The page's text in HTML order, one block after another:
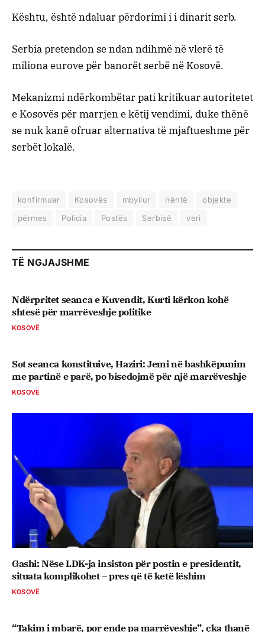
Kështu, është ndaluar përdorimi i i dinarit serb.
Serbia pretendon se ndan ndihmë në vlerë të
miliona eurove për banorët serbë në Kosovë.
Mekanizmi ndërkombëtar pati kritikuar autoritetet
e Kosovës për marrjen e këtij vendimi, duke thënë
se nuk kanë ofruar alternativa të mjaftueshme për
serbët lokalë.
konfirmuar Kosovës mbyllur nëntë
objekte
përmes
Policia Postës Serbisë veri
TË NGJAJSHME
Ndërpritet seanca e Kuvendit, Kurti kërkon kohë
shtesë për marrëveshje politike
KOSOVË
Sot seanca konstituive, ​Haziri: Jemi në bashkëpunim
me partinë e parë, po bisedojmë për një marrëveshje
KOSOVË
Gashi: Nëse LDK-ja insiston për postin e presidentit,
situata komplikohet – pres që të ketë lëshim
KOSOVË
“Takim i mbarë, por ende pa marrëveshje”, çka thanë